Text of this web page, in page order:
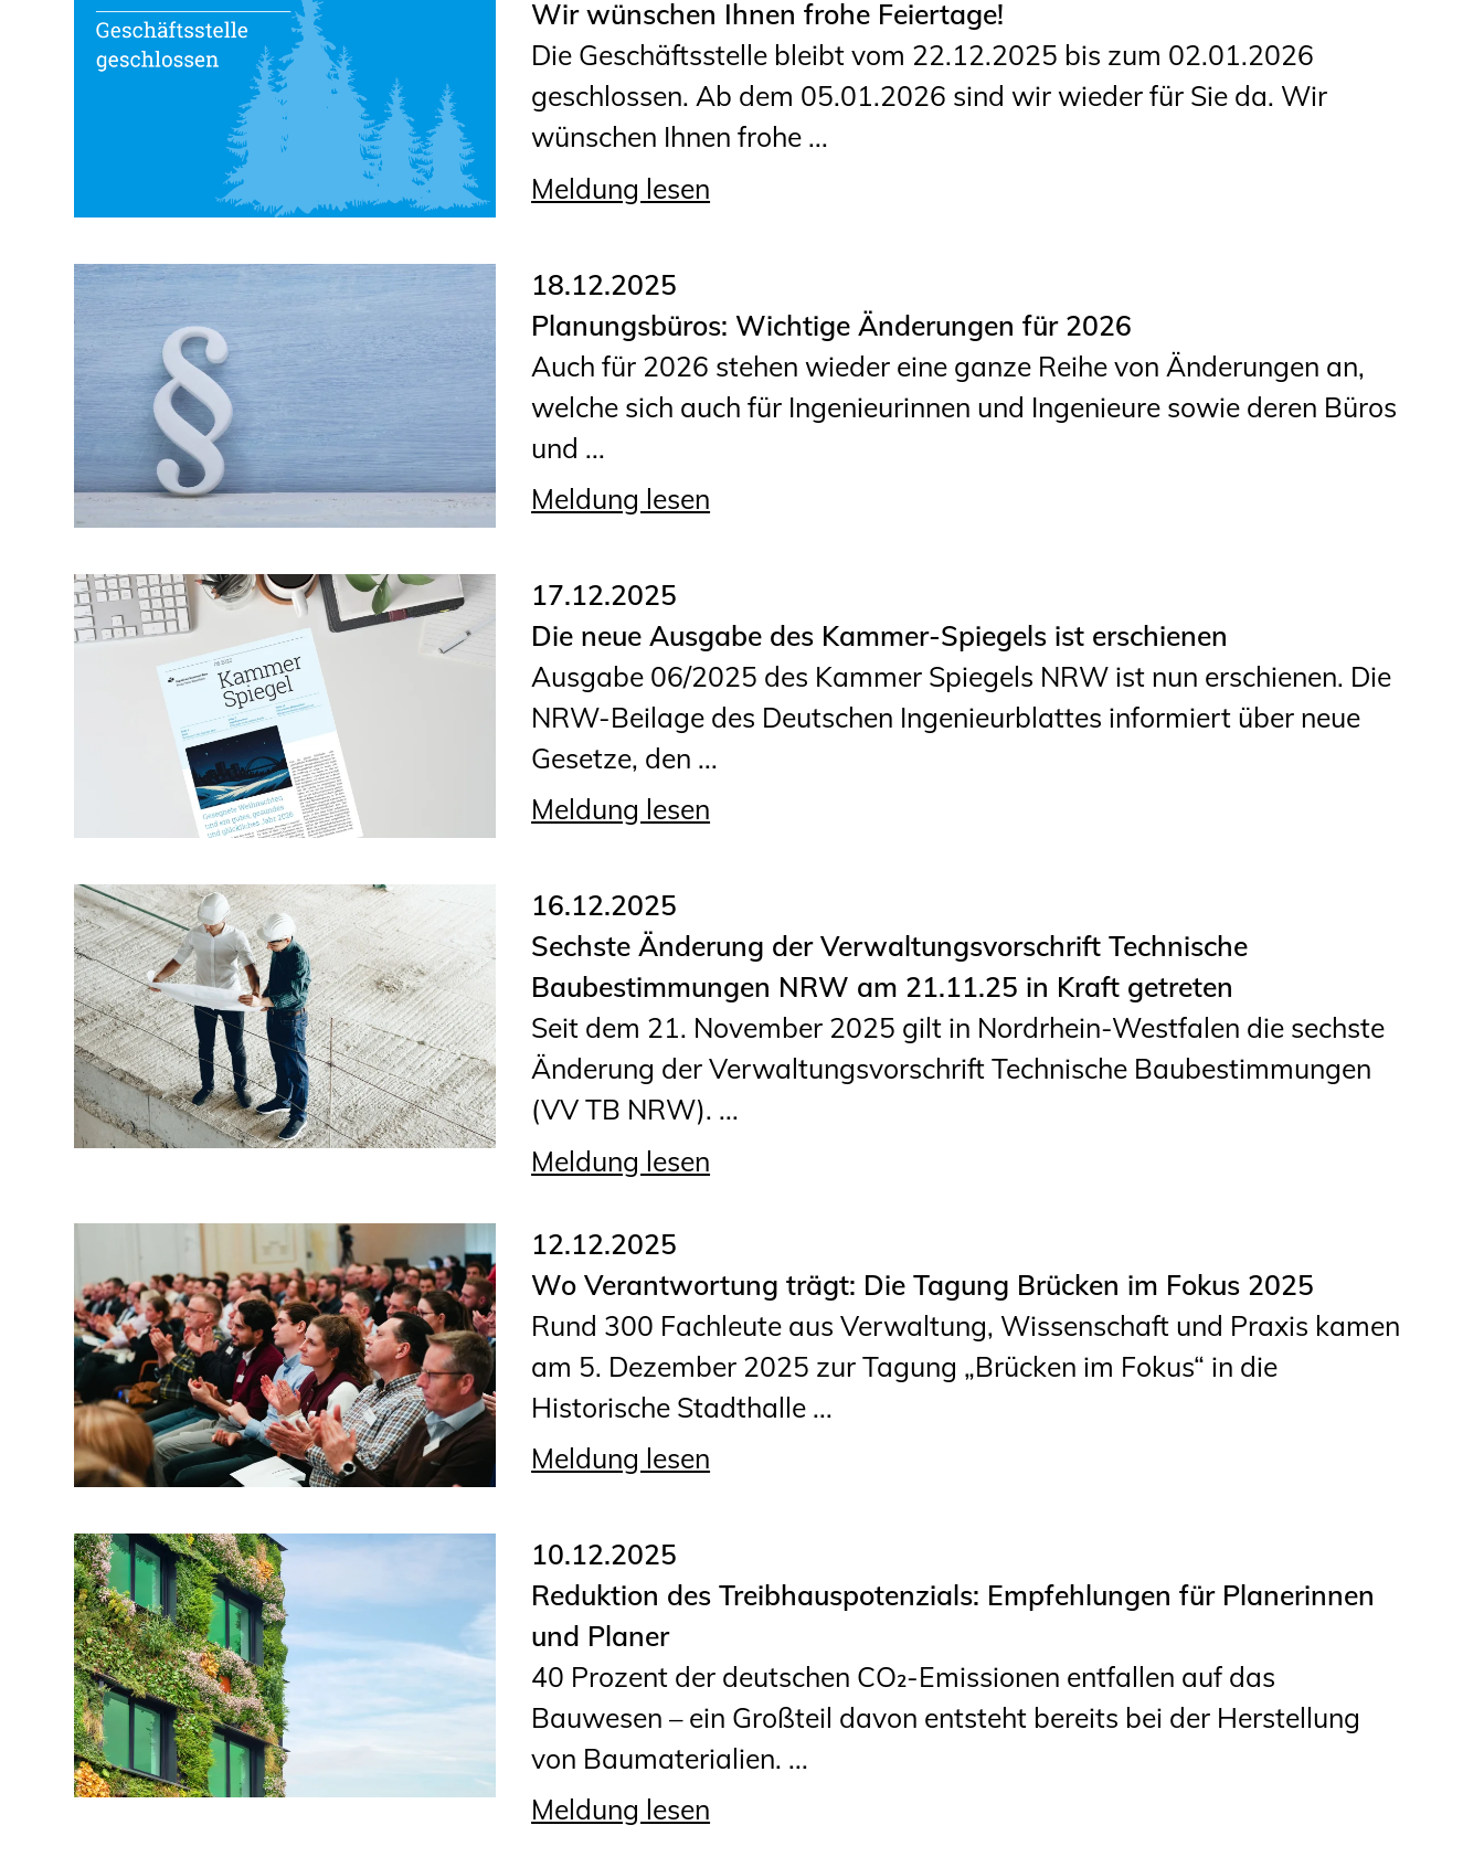
Geschäftsstelle
Mitgliedschaft
Veranstaltungsformate
Unsere Publikationen
Informationen für
Anträge, Anzeigen, Formulare
Fortbildung/Seminare
Informationen für
Recht
Planungswettbewerbe
Stellenbörse
Staatlich anerkannte
Sachverständige
Öffentlich bestellte und
vereidigte Sachverständige
Prüfsachverständige
innen
Bauvorlageberechtigte
Sachkundige für Zustands- und
Funktionsprüfung privater
Abwasserleitungen
Vereinbarungen mit
Ingenieurkammern
Zusatzqualifikationen
Schülerinnen, Schüler
und Studierende
Studierenden Praxis-
Programm
Wissenswertes für
Kammer Newsletter
Presse
Kontakt und Anfahrt
West
Wir wünschen Ihnen frohe Feiertage!
Die Geschäftsstelle bleibt vom 22.12.2025 bis zum 02.01.2026
geschlossen. Ab dem 05.01.2026 sind wir wieder für Sie da. Wir
wünschen Ihnen frohe ...
Meldung lesen
18.12.2025
Planungsbüros: Wichtige Änderungen für 2026
Auch für 2026 stehen wieder eine ganze Reihe von Änderungen an,
welche sich auch für Ingenieurinnen und Ingenieure sowie deren Büros
und ...
Meldung lesen
17.12.2025
Die neue Ausgabe des Kammer-Spiegels ist erschienen
Ausgabe 06/2025 des Kammer Spiegels NRW ist nun erschienen. Die
NRW-Beilage des Deutschen Ingenieurblattes informiert über neue
Gesetze, den ...
Meldung lesen
16.12.2025
Sechste Änderung der Verwaltungsvorschrift Technische
Baubestimmungen NRW am 21.11.25 in Kraft getreten
Seit dem 21. November 2025 gilt in Nordrhein-Westfalen die sechste
Änderung der Verwaltungsvorschrift Technische Baubestimmungen
(VV TB NRW). ...
Meldung lesen
12.12.2025
Wo Verantwortung trägt: Die Tagung Brücken im Fokus 2025
Rund 300 Fachleute aus Verwaltung, Wissenschaft und Praxis kamen
am 5. Dezember 2025 zur Tagung „Brücken im Fokus“ in die
Historische Stadthalle ...
Meldung lesen
10.12.2025
Reduktion des Treibhauspotenzials: Empfehlungen für Planerinnen
und Planer
40 Prozent der deutschen CO₂-Emissionen entfallen auf das
Bauwesen – ein Großteil davon entsteht bereits bei der Herstellung
von Baumaterialien. ...
Meldung lesen